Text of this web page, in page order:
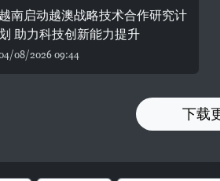
越南启动越澳战略技术合作研究计
助力科技创新能力提升
08/2026 09:44
下载